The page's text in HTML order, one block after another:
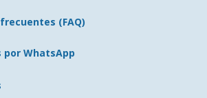
(FAQ)
por WhatsApp